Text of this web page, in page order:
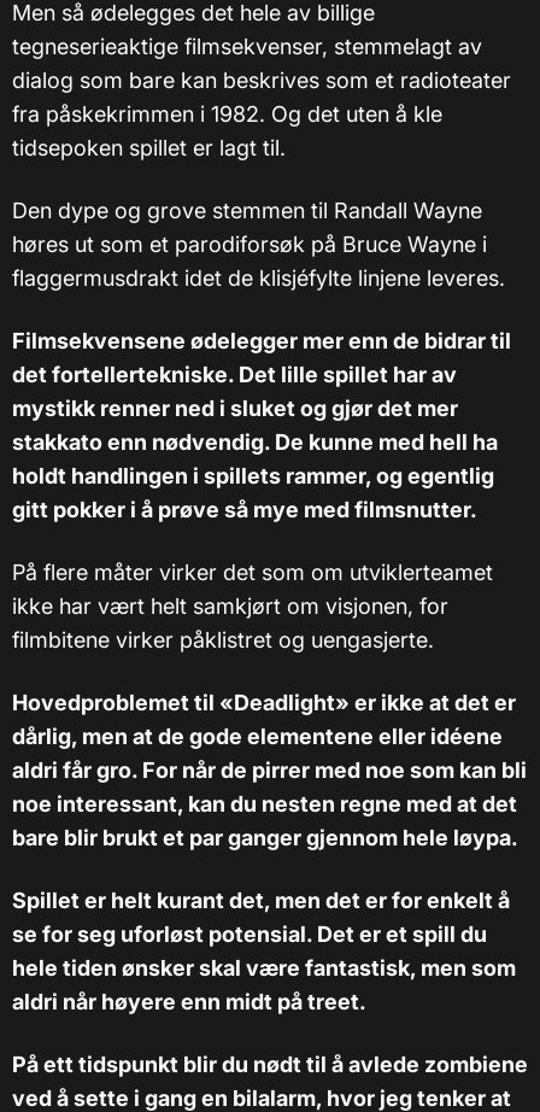
Men så ødelegges det hele av billige
tegneserieaktige filmsekvenser, stemmelagt av
dialog som bare kan beskrives som et radioteater
fra påskekrimmen i 1982. Og det uten å kle
tidsepoken spillet er lagt til.
Den dype og grove stemmen til Randall Wayne
høres ut som et parodiforsøk på Bruce Wayne i
flaggermusdrakt idet de klisjéfylte linjene leveres.
Filmsekvensene ødelegger mer enn de bidrar til
det fortellertekniske. Det lille spillet har av
mystikk renner ned i sluket og gjør det mer
stakkato enn nødvendig. De kunne med hell ha
holdt handlingen i spillets rammer, og egentlig
gitt pokker i å prøve så mye med filmsnutter.
På flere måter virker det som om utviklerteamet
ikke har vært helt samkjørt om visjonen, for
filmbitene virker påklistret og uengasjerte.
Hovedproblemet til «Deadlight» er ikke at det er
dårlig, men at de gode elementene eller idéene
aldri får gro. For når de pirrer med noe som kan bli
noe interessant, kan du nesten regne med at det
bare blir brukt et par ganger gjennom hele løypa.
Spillet er helt kurant det, men det er for enkelt å
se for seg uforløst potensial. Det er et spill du
hele tiden ønsker skal være fantastisk, men som
aldri når høyere enn midt på treet.
På ett tidspunkt blir du nødt til å avlede zombiene
ved å sette i gang en bilalarm, hvor jeg tenker at